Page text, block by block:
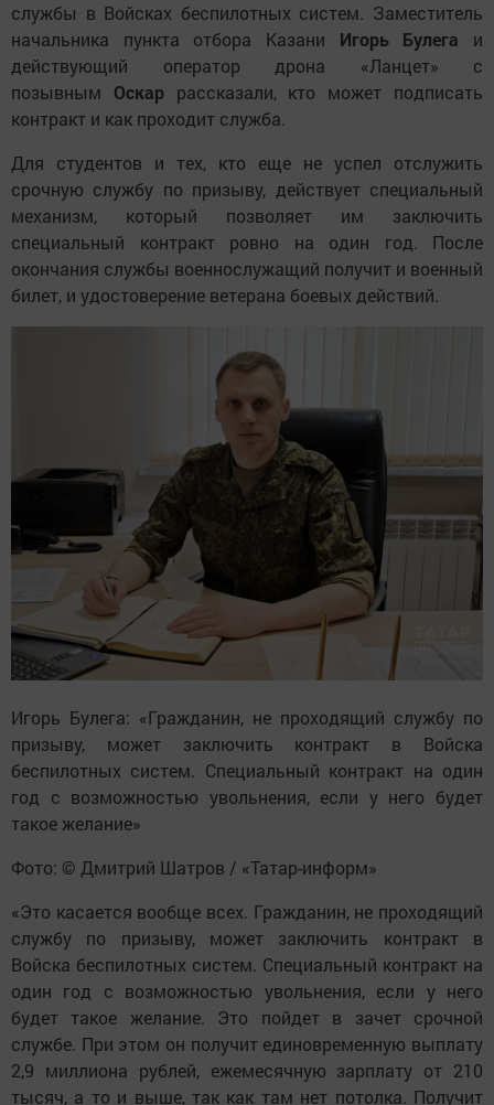
службы в Войсках беспилотных систем. Заместитель
начальника пункта отбора Казани Игорь Булега и
действующий оператор дрона «Ланцет» с
позывным Оскаррассказали, кто может подписать
контракт и как проходит служба.
Для студентов и тех, кто еще не успел отслужить
срочную службу по призыву, действует специальный
механизм, который позволяет им заключить
специальный контракт ровно на один год. После
окончания службы военнослужащий получит и военный
билет, и удостоверение ветерана боевых действий.
Игорь Булега: «Гражданин, не проходящий службу по
призыву, может заключить контракт в Войска
беспилотных систем. Специальный контракт на один
год с возможностью увольнения, если у него будет
такое желание»
Фото: © Дмитрий Шатров / «Татар-информ»
«Это касается вообще всех. Гражданин, не проходящий
службу по призыву, может заключить контракт в
Войска беспилотных систем. Специальный контракт на
один год с возможностью увольнения, если у него
будет такое желание. Это пойдет в зачет срочной
службе. При этом он получит единовременную выплату
2,9 миллиона рублей, ежемесячную зарплату от 210
тысяч, а то и выше, так как там нет потолка. Получит